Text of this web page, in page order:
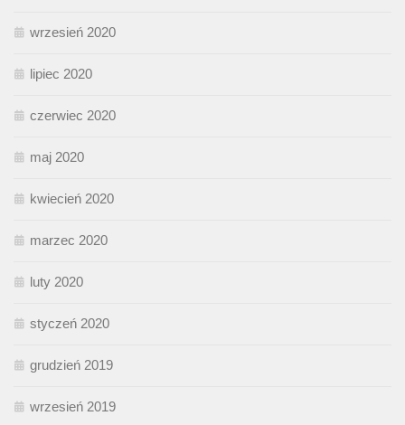
wrzesień 2020
lipiec 2020
czerwiec 2020
maj 2020
kwiecień 2020
marzec 2020
luty 2020
styczeń 2020
grudzień 2019
wrzesień 2019